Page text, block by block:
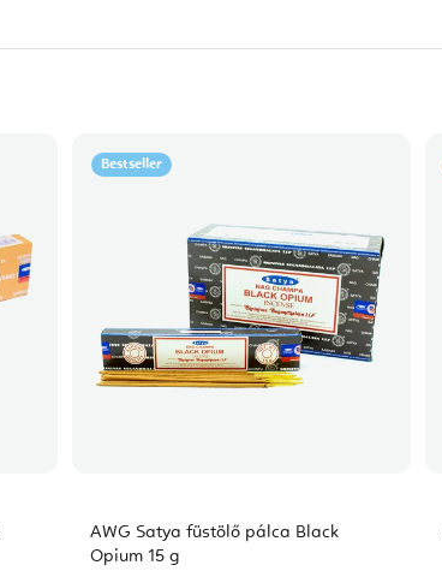
Bestseller
AWG Satya füstölő pálca Black
Opium 15 g